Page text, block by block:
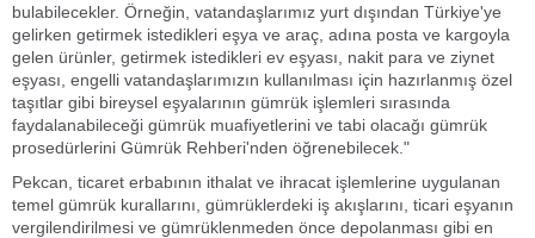
bulabilecekler. Örneğin, vatandaşlarımız yurt dışından Türkiye'ye
gelirken getirmek istedikleri eşya ve araç, adına posta ve kargoyla
gelen ürünler, getirmek istedikleri ev eşyası, nakit para ve ziynet
eşyası, engelli vatandaşlarımızın kullanılması için hazırlanmış özel
taşıtlar gibi bireysel eşyalarının gümrük işlemleri sırasında
faydalanabileceği gümrük muafiyetlerini ve tabi olacağı gümrük
prosedürlerini Gümrük Rehberi'nden öğrenebilecek."
Pekcan, ticaret erbabının ithalat ve ihracat işlemlerine uygulanan
temel gümrük kurallarını, gümrüklerdeki iş akışlarını, ticari eşyanın
vergilendirilmesi ve gümrüklenmeden önce depolanması gibi en